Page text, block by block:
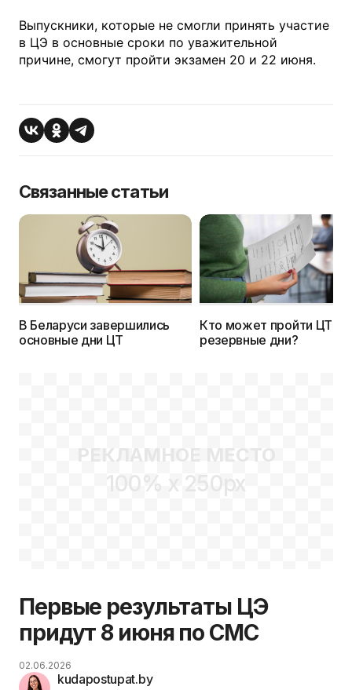
Выпускники, которые не смогли принять участие
в ЦЭ в основные сроки по уважительной
причине, смогут пройти экзамен 20 и 22 июня.
Связанные статьи
В Беларуси завершились
основные дни ЦТ
Кто может пройти ЦТ в
резервные дни?
РЕКЛАМНОЕ МЕСТО
100% x 250px
Первые результаты ЦЭ
придут 8 июня по СМС
kudapostupat.by
02.06.2026